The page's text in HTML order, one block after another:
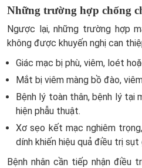
Những trường hợp chống
Ngược lại, những trường hợp
không được khuyến nghị can
Giác mạc bị phù, viêm, loét
Mắt bị viêm màng bồ đào,
Bệnh lý toàn thân, bệnh lý tại
hiện phẫu thuật.
Xơ sẹo kết mạc nghiêm
dính khiến hiệu quả điều trị sụt
Bệnh nhân cần tiếp nhận điều